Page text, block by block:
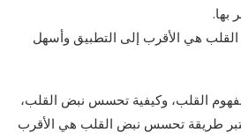
بها.
هي الأقرب إلى التطبيق وأسهل
القلب، وكيفية تحسس نبض القلب،
طريقة تحسس نبض القلب هي الأقرب